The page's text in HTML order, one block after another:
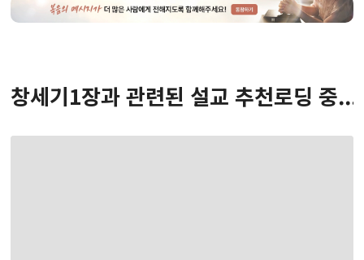
창세기1장과 관련된 설교 추천로딩 중...